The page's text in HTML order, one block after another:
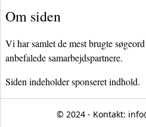
Om siden
Vi har samlet de mest brugte
anbefalede samarbejdspartnere.
Siden indeholder sponseret indhold.
© 2024 - Kontakt: